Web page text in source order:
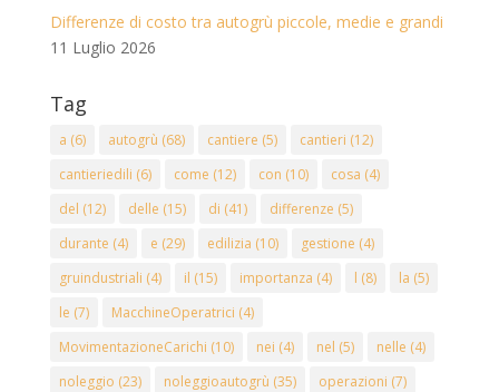
Differenze di costo tra autogrù piccole, medie e grandi
11 Luglio 2026
Tag
a (6) autogrù (68) cantiere (5) cantieri (12)
cantieriedili (6) come (12) con (10) cosa (4)
del (12) delle (15) di (41) differenze (5)
durante (4) e (29) edilizia (10) gestione (4)
gruindustriali (4) il (15) importanza (4) l (8) la (5)
le (7) MacchineOperatrici (4)
MovimentazioneCarichi (10) nei (4) nel (5) nelle (4)
noleggio (23) noleggioautogrù (35) operazioni (7)